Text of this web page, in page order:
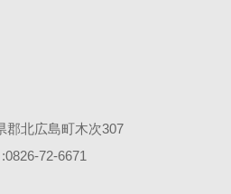
郡北広島町木次307
72-6671